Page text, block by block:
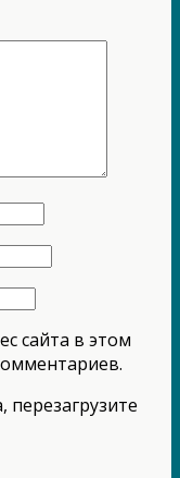
сайта в этом